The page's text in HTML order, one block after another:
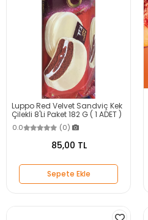
Luppo Red Velvet Sandviç Kek
Çilekli 8'Li Paket 182 G ( 1 ADET )
0.0 (0)
85,00 TL
Sepete Ekle